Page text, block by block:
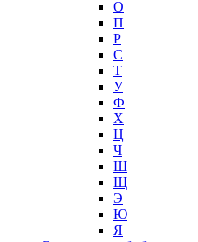
О
П
Р
С
Т
У
Ф
Х
Ц
Ч
Ш
Щ
Э
Ю
Я